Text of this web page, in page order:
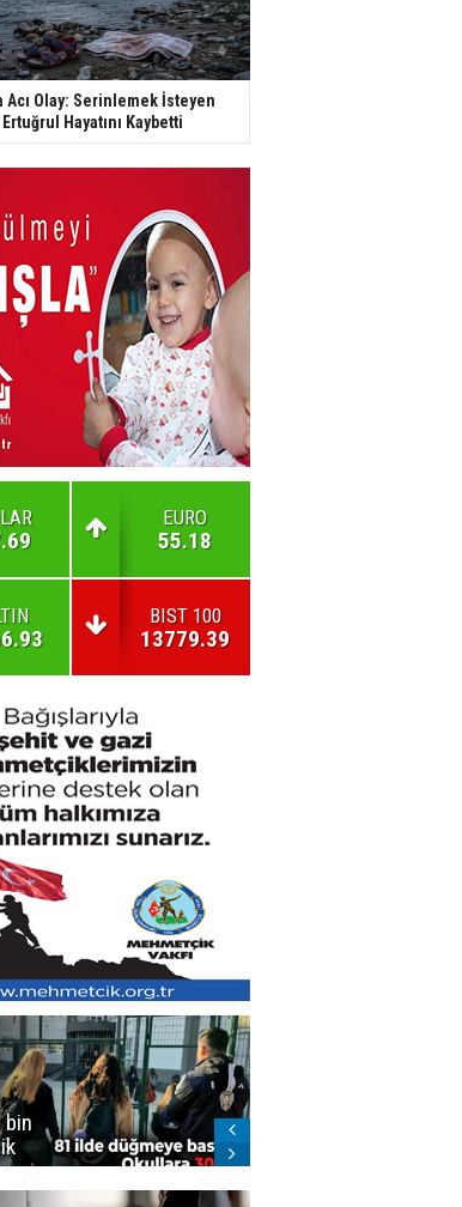
Acı Olay: Serinlemek İsteyen
Hayatını Kaybetti
EURO
55.18
BIST 100
13779.39
bin